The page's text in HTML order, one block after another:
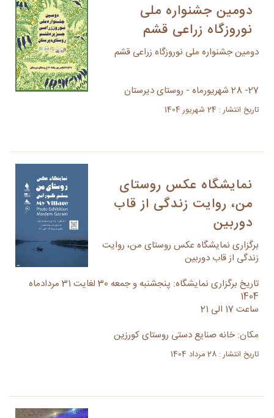
دومین جشنواره ملی
نوروزگاه زراعی قشم
دومین جشنواره ملی نوروزگاه زراعی قشم
27- 28 شهریورماه - روستای دیرستان
تاریخ انتشار : 24 شهریور 1404
نمایشگاه عکس روستای
من، روایت زندگی از قاب
دوربین
برگزاری نمایشگاه عکس روستای من، روایت
زندگی از قاب دوربین
تاریخ برگزاری نمایشگاه: پنجشنبه و جمعه 30 لغایت 31 مردادماه
1404
ساعت 17 الی 21
مکان: خانه صنایع دستی روستای کورزین
تاریخ انتشار : 28 مرداد 1404